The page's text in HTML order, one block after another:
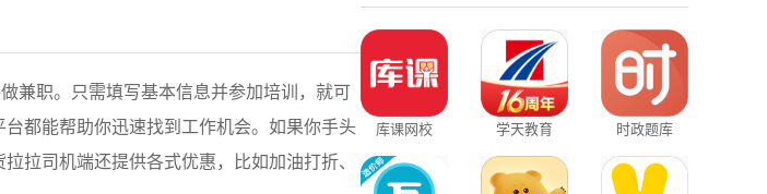
兼职。只需填写基本信息并参加培训，就可
都能帮助你迅速找到工作机会。如果你手头
拉司机端还提供各式优惠，比如加油打折、
库课网校 学天教育 时政题库